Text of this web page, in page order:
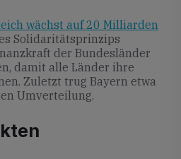
wächst auf 20 Milliarden
Solidaritätsprinzips
der Bundesländer
damit alle Länder ihre
Zuletzt trug Bayern etwa
Umverteilung.